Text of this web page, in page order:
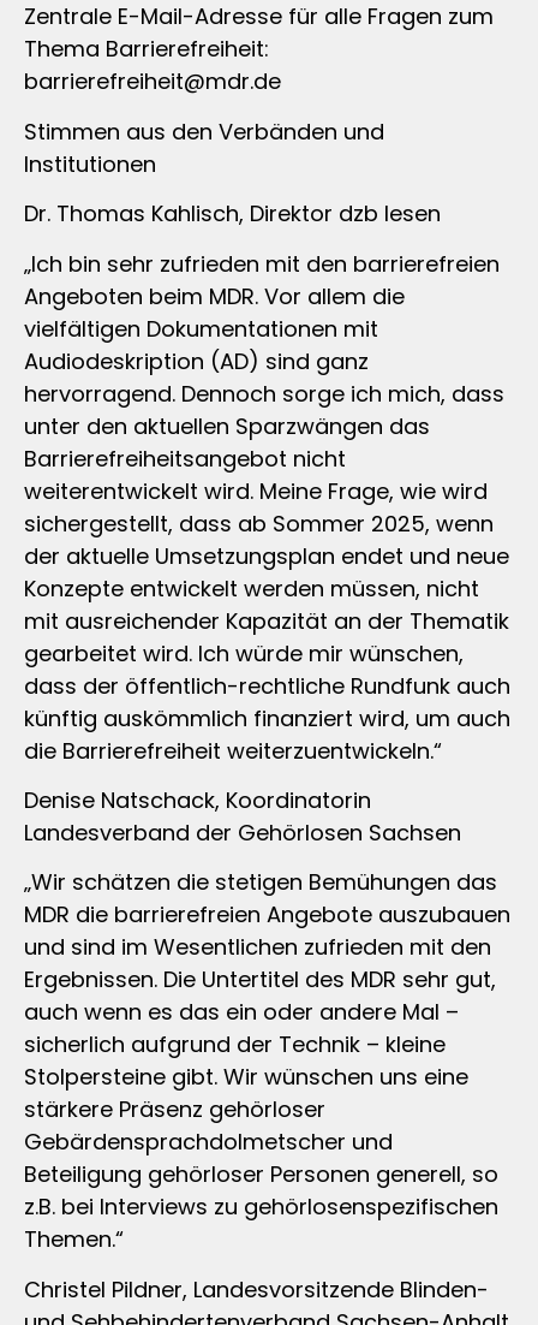
Zentrale E-Mail-Adresse für alle Fragen zum
Thema Barrierefreiheit:
barrierefreiheit@mdr.de
Stimmen aus den Verbänden und
Institutionen
Dr. Thomas Kahlisch, Direktor dzb lesen
„Ich bin sehr zufrieden mit den barrierefreien
Angeboten beim MDR. Vor allem die
vielfältigen Dokumentationen mit
Audiodeskription (AD) sind ganz
hervorragend. Dennoch sorge ich mich, dass
unter den aktuellen Sparzwängen das
Barrierefreiheitsangebot nicht
weiterentwickelt wird. Meine Frage, wie wird
sichergestellt, dass ab Sommer 2025, wenn
der aktuelle Umsetzungsplan endet und neue
Konzepte entwickelt werden müssen, nicht
mit ausreichender Kapazität an der Thematik
gearbeitet wird. Ich würde mir wünschen,
dass der öffentlich-rechtliche Rundfunk auch
künftig auskömmlich finanziert wird, um auch
die Barrierefreiheit weiterzuentwickeln.“
Denise Natschack, Koordinatorin
Landesverband der Gehörlosen Sachsen
„Wir schätzen die stetigen Bemühungen das
MDR die barrierefreien Angebote auszubauen
und sind im Wesentlichen zufrieden mit den
Ergebnissen. Die Untertitel des MDR sehr gut,
auch wenn es das ein oder andere Mal –
sicherlich aufgrund der Technik – kleine
Stolpersteine gibt. Wir wünschen uns eine
stärkere Präsenz gehörloser
Gebärdensprachdolmetscher und
Beteiligung gehörloser Personen generell, so
z.B. bei Interviews zu gehörlosenspezifischen
Themen.“
Christel Pildner, Landesvorsitzende Blinden-